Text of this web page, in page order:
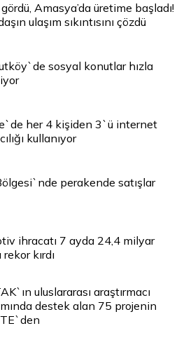
gördü, Amasya’da üretime başladı!
ulaşım sıkıntısını çözdü
sosyal konutlar hızla
her 4 kişiden 3`ü internet
kullanıyor
perakende satışlar
ihracatı 7 ayda 24,4 milyar
kırdı
uluslararası araştırmacı
destek alan 75 projenin